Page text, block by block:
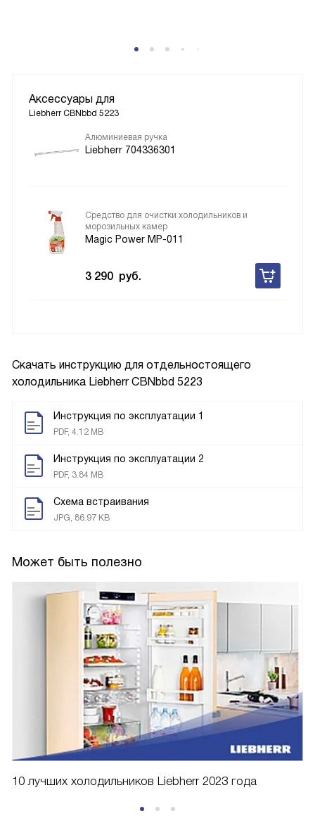
Скачать инструкцию для отдельностоящего
холодильника Liebherr CBNbbd 5223
Инструкция по эксплуатации 1
PDF, 4.12 MB
Инструкция по эксплуатации 2
PDF, 3.84 MB
Схема встраивания
JPG, 86.97 KB
Может быть полезно
10 лучших холодильников Liebherr 2023 года
Аксессуары для
Liebherr CBNbbd 5223
Алюминиевая ручка
Liebherr 704336301
Средство для очистки холодильников и
морозильных камер
Magic Power MP-011
3 290 руб.